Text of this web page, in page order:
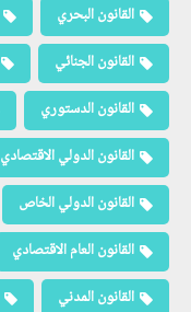
القانون البحري
القانون الجنائي
القانون الدستوري
القانون الدولي الاقتصادي
القانون الدولي الخاص
القانون العام الاقتصادي
القانون المدني